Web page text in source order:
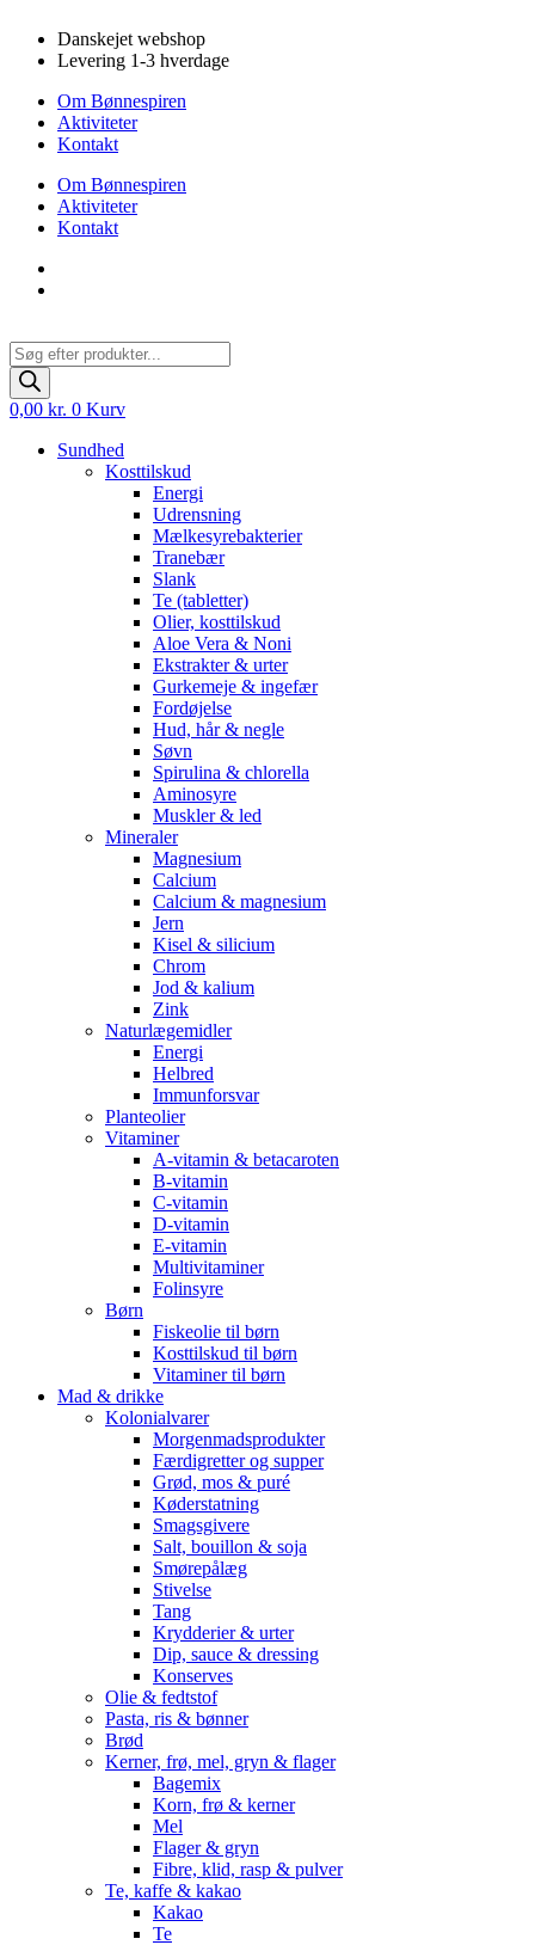
indhold
Danskejet webshop
Levering 1-3 hverdage
Om Bønnespiren
Aktiviteter
Kontakt
Om Bønnespiren
Aktiviteter
Kontakt
Products
search
0,00 kr. 0 Kurv
Sundhed
Kosttilskud
Energi
Udrensning
Mælkesyrebakterier
Tranebær
Slank
Te (tabletter)
Olier, kosttilskud
Aloe Vera & Noni
Ekstrakter & urter
Gurkemeje & ingefær
Fordøjelse
Hud, hår & negle
Søvn
Spirulina & chlorella
Aminosyre
Muskler & led
Mineraler
Magnesium
Calcium
Calcium & magnesium
Jern
Kisel & silicium
Chrom
Jod & kalium
Zink
Naturlægemidler
Energi
Helbred
Immunforsvar
Planteolier
Vitaminer
A-vitamin & betacaroten
B-vitamin
C-vitamin
D-vitamin
E-vitamin
Multivitaminer
Folinsyre
Børn
Fiskeolie til børn
Kosttilskud til børn
Vitaminer til børn
Mad & drikke
Kolonialvarer
Morgenmadsprodukter
Færdigretter og supper
Grød, mos & puré
Køderstatning
Smagsgivere
Salt, bouillon & soja
Smørepålæg
Stivelse
Tang
Krydderier & urter
Dip, sauce & dressing
Konserves
Olie & fedtstof
Pasta, ris & bønner
Brød
Kerner, frø, mel, gryn & flager
Bagemix
Korn, frø & kerner
Mel
Flager & gryn
Fibre, klid, rasp & pulver
Te, kaffe & kakao
Kakao
Te